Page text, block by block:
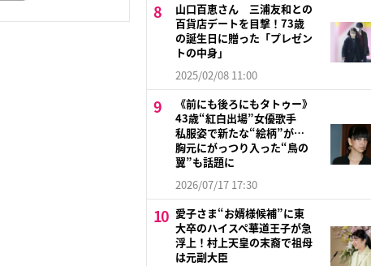
山口百恵さん 三浦友和との
百貨店デートを目撃！73歳
の誕生日に贈った「プレゼン
トの中身」
2025/02/08 11:00
《前にも後ろにもタトゥー》
43歳“紅白出場”女優歌手
私服姿で新たな“絵柄”が…
胸元にがっつり入った“鳥の
翼”も話題に
2026/07/17 17:30
愛子さま“お婿様候補”に東
大卒のハイスペ華道王子が急
浮上！村上天皇の末裔で祖母
は元副大臣